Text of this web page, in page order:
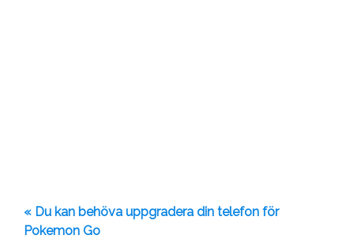
« Du kan behöva uppgradera din telefon för
Pokemon Go